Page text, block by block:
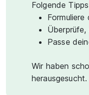
Folgende
Passe
Wir haben
herausgesucht.